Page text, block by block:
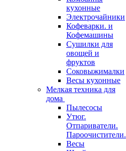
кухонные
Электрочайники
Кофеварки. и
Кофемашины
Сушилки для
овощей и
фруктов
Соковыжималки
Весы кухонные
Мелкая техника для
дома
Пылесосы
Утюг.
Отпариватели.
Пароочистители.
Весы